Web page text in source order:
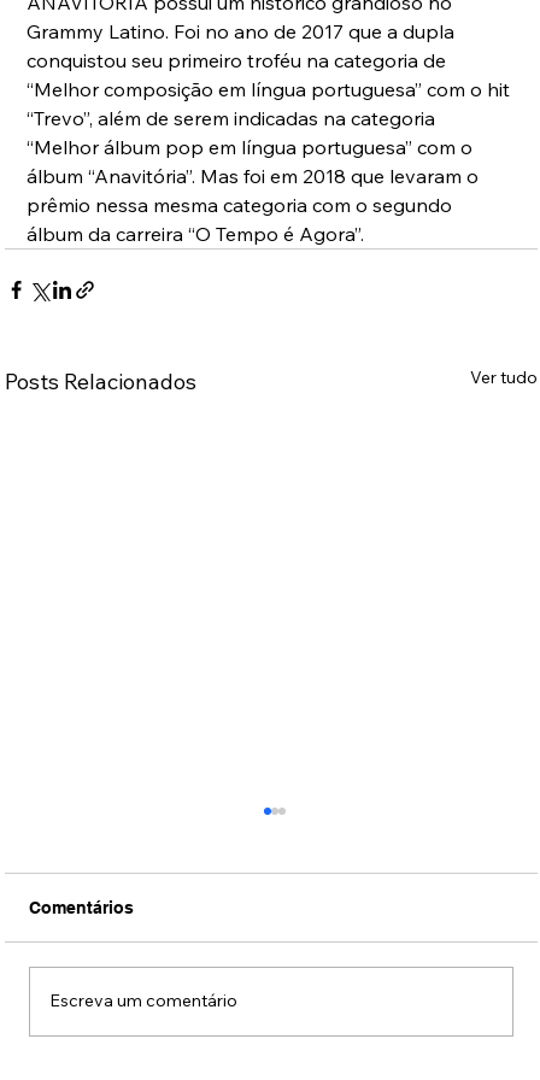
Grammy Latino. Foi no ano de 2017 que a dupla
conquistou seu primeiro troféu na categoria de
“Melhor composição em língua portuguesa” com o hit
“Trevo”, além de serem indicadas na categoria
“Melhor álbum pop em língua portuguesa” com o
álbum “Anavitória”. Mas foi em 2018 que levaram o
prêmio nessa mesma categoria com o segundo
álbum da carreira “O Tempo é Agora”.
Posts Relacionados Ver tudo
Comentários
Escreva um comentário